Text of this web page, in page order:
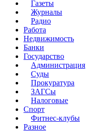
Газеты
Журналы
Радио
Работа
Недвижимость
Банки
Государство
Администрация
Суды
Прокуратура
ЗАГСы
Налоговые
Спорт
Фитнес-клубы
Разное